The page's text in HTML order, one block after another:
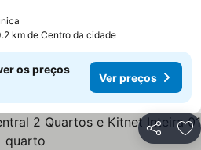
km de Centro da cidade
os preços
Ver preços
Partilhar